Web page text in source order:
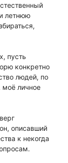
летнюю
пусть
конкретно
людей, по
моё личное
описавший
к некогда